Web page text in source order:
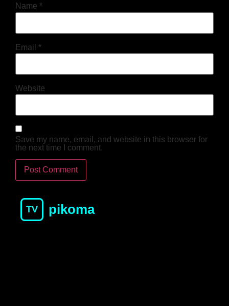
Name *
Email *
Website
Save my name, email, and website in this browser for
the next time I comment.
TV pikoma